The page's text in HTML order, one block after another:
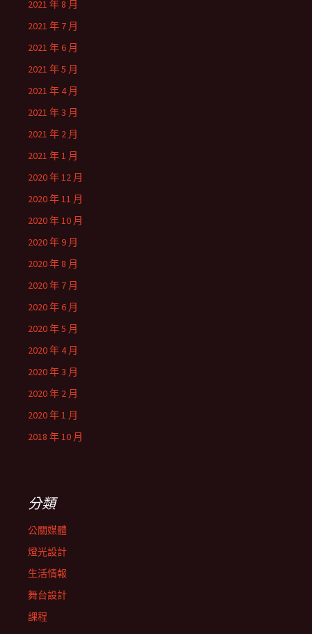
2021 年 8 月
2021 年 7 月
2021 年 6 月
2021 年 5 月
2021 年 4 月
2021 年 3 月
2021 年 2 月
2021 年 1 月
2020 年 12 月
2020 年 11 月
2020 年 10 月
2020 年 9 月
2020 年 8 月
2020 年 7 月
2020 年 6 月
2020 年 5 月
2020 年 4 月
2020 年 3 月
2020 年 2 月
2020 年 1 月
2018 年 10 月
分類
公關媒體
燈光設計
生活情報
舞台設計
課程